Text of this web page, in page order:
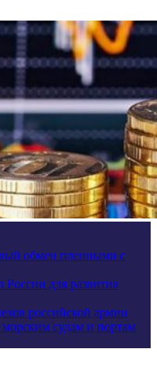
обмен пленными с
для развития
российской армии
судам и портам